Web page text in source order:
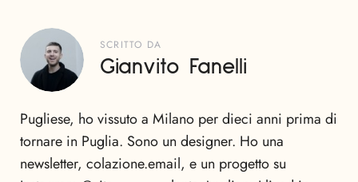
SCRITTO DA
Gianvito Fanelli
Pugliese, ho vissuto a Milano per dieci anni prima di
tornare in Puglia. Sono un designer. Ho una
newsletter, colazione.email, e un progetto su